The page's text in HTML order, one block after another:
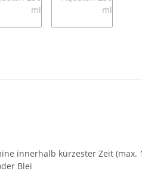
innerhalb kürzester Zeit
Blei